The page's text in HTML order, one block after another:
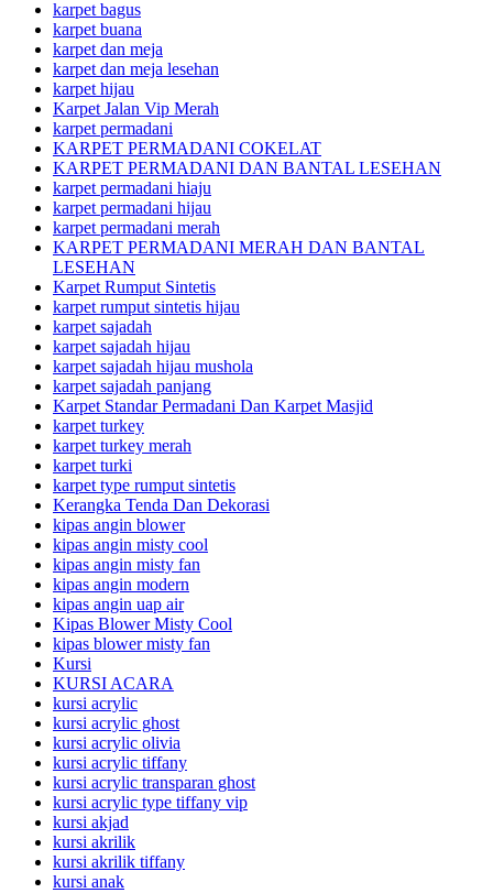
karpet bagus
karpet buana
karpet dan meja
karpet dan meja lesehan
karpet hijau
Karpet Jalan Vip Merah
karpet permadani
KARPET PERMADANI COKELAT
KARPET PERMADANI DAN BANTAL LESEHAN
karpet permadani hiaju
karpet permadani hijau
karpet permadani merah
KARPET PERMADANI MERAH DAN BANTAL
LESEHAN
Karpet Rumput Sintetis
karpet rumput sintetis hijau
karpet sajadah
karpet sajadah hijau
karpet sajadah hijau mushola
karpet sajadah panjang
Karpet Standar Permadani Dan Karpet Masjid
karpet turkey
karpet turkey merah
karpet turki
karpet type rumput sintetis
Kerangka Tenda Dan Dekorasi
kipas angin blower
kipas angin misty cool
kipas angin misty fan
kipas angin modern
kipas angin uap air
Kipas Blower Misty Cool
kipas blower misty fan
Kursi
KURSI ACARA
kursi acrylic
kursi acrylic ghost
kursi acrylic olivia
kursi acrylic tiffany
kursi acrylic transparan ghost
kursi acrylic type tiffany vip
kursi akjad
kursi akrilik
kursi akrilik tiffany
kursi anak